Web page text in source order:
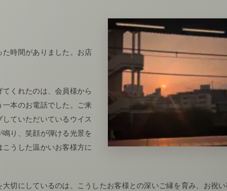
時間がありました。お店
くれたのは、会員様から
本のお電話でした。ご来
ていただいているウイス
り、笑顔が弾ける光景を
うした温かいお客様方に
切にしているのは、こうしたお客様との深いご縁を育み、お祝